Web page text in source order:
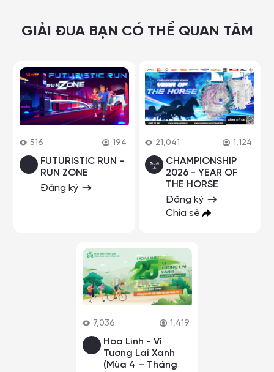
GIẢI ĐUA BẠN CÓ THỂ QUAN TÂM
516 194
FUTURISTIC RUN -
RUN ZONE
Đăng ký
21,041 1,124
CHAMPIONSHIP
2026 - YEAR OF
THE HORSE
Đăng ký
Chia sẻ
7,036 1,419
Hoa Linh - Vì
Tương Lai Xanh
(Mùa 4 – Tháng